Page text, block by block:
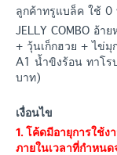
ลูกค้าทรูแบล็ค ใช้ 0
JELLY COMBO อ้
+ วุ้นเก็กฮวย + ไข่
A1 น้ำขิงร้อน ทาโร
บาท)
เงื่อนไข
1. โค้ดมีอายุการใช้
ภายในเวลาที่กำหน